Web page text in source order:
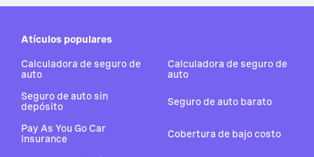
Atículos populares
Calculadora de seguro de
auto
Calculadora de seguro de
auto
Seguro de auto sin
depósito
Seguro de auto barato
Pay As You Go Car
Insurance
Cobertura de bajo costo